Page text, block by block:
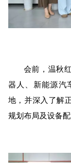
会前，温秋
器人、新能源汽
地，并深入了解
规划布局及设备